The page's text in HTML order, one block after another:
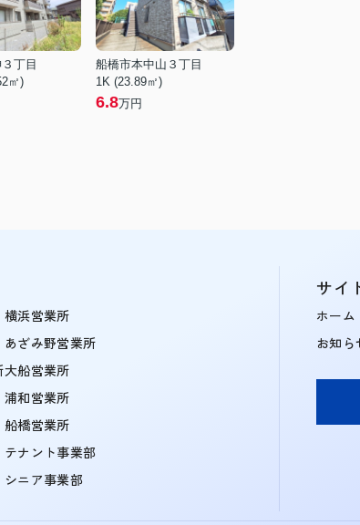
丁目
㎡)
船橋市本中山３丁目
1K (23.89㎡)
6.8万円
横浜営業所
あざみ野営業所
大船営業所
浦和営業所
船橋営業所
テナント事業部
シニア事業部
サイ
ホーム
お知ら